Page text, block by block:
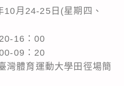
月24-25日(星期四、
16：00
09：20
灣體育運動大學田徑場簡